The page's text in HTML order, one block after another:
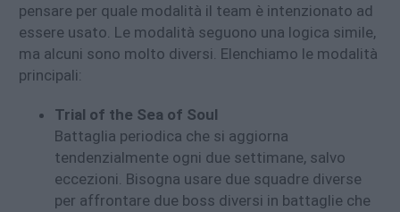
pensare per quale modalità il team è intenzionato ad
essere usato. Le modalità seguono una logica simile,
ma alcuni sono molto diversi. Elenchiamo le modalità
principali:
Trial of the Sea of Soul
Battaglia periodica che si aggiorna
tendenzialmente ogni due settimane, salvo
eccezioni. Bisogna usare due squadre diverse
per affrontare due boss diversi in battaglie che